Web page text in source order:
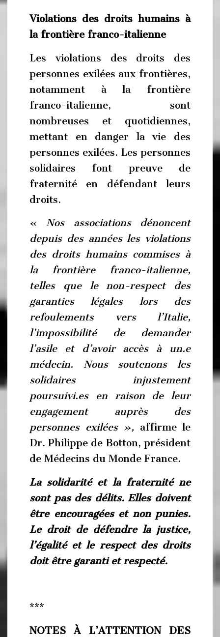
Violations des droits humains à
la frontière franco-italienne
Les violations des droits des
personnes exilées aux frontières,
notamment à la frontière
franco-italienne, sont
nombreuses et quotidiennes,
mettant en danger la vie des
personnes exilées. Les personnes
solidaires font preuve de
fraternité en défendant leurs
droits.
« Nos associations dénoncent
depuis des années les violations
des droits humains commises à
la frontière franco-italienne,
telles que le non-respect des
garanties légales lors des
refoulements vers l’Italie,
l’impossibilité de demander
l’asile et d’avoir accès à un.e
médecin. Nous soutenons les
solidaires injustement
poursuivi.es en raison de leur
engagement auprès des
personnes exilées », affirme le
Dr. Philippe de Botton, président
de Médecins du Monde France.
La solidarité et la fraternité ne
sont pas des délits. Elles doivent
être encouragées et non punies.
Le droit de défendre la justice,
l’égalité et le respect des droits
doit être garanti et respecté.
***
NOTES À L’ATTENTION DES